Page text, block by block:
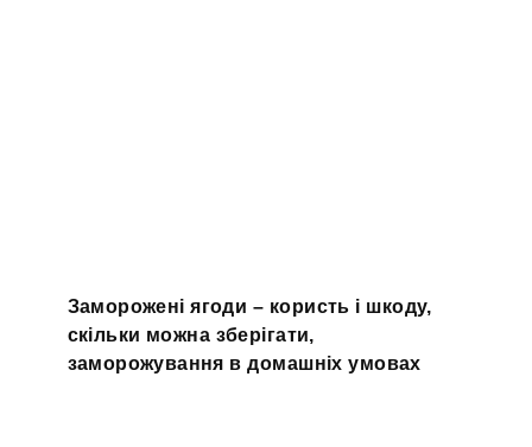
Заморожені ягоди – користь і шкоду,
скільки можна зберігати,
заморожування в домашніх умовах